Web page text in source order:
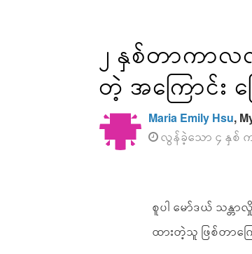
၂ နှစ်တာကာလ
တဲ့ အကြောင်း
Maria Emily Hsu,
လွန်ခဲ့သော ၄ နှစ် က
စူပါ မော်ဒယ် သန္တ
ထားတဲ့သူ ဖြစ်တာက